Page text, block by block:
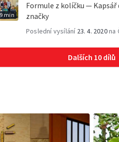
min
Formule z kolíčku —
značky
Poslední vysílání 23. 4. 2020na
Dalších 10 dílů